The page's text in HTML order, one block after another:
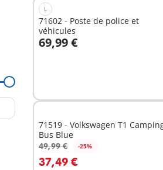
L
71602 - Poste de police et
véhicules
69,99 €
71519 - Volkswagen T1
Bus Blue
49,99 € -25%
37,49 €